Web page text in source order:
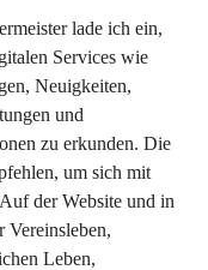
lade ich ein,
Services wie
Neuigkeiten,
und
zu erkunden. Die
um sich mit
der Website und in
Vereinsleben,
Leben,